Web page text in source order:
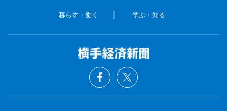
暮らす・働く 学ぶ・知る